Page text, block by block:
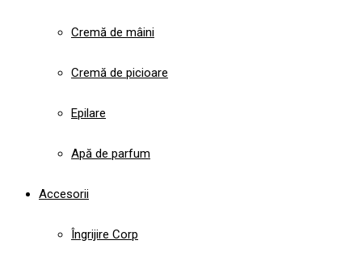
Cremă de mâini
Cremă de picioare
Epilare
Apă de parfum
Accesorii
Îngrijire Corp